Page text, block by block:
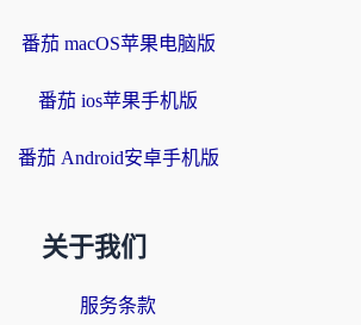
番茄 macOS苹果电脑版
番茄 ios苹果手机版
番茄 Android安卓手机版
关于我们
服务条款